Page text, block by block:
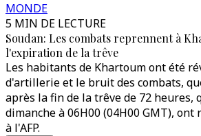
MONDE
5 MIN DE LECTURE
Soudan: Les combats reprennent à
l'expiration de la trêve
Les habitants de Khartoum ont été
d'artillerie et le bruit des combats,
après la fin de la trêve de 72 heures,
dimanche à 06H00 (04H00 GMT), ont
à l'AFP.